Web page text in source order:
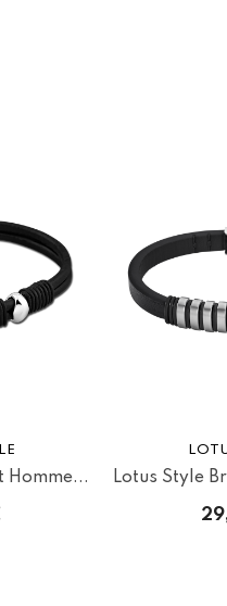
Homme... Lotus Style